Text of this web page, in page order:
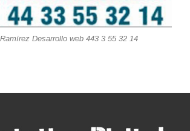
Desarrollo web 443 3 55 32 14